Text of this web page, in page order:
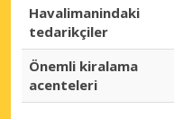
Havalimanindaki
tedarikçiler
Önemli kiralama
acenteleri